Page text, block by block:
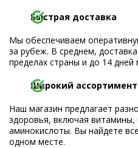
Быстрая доставка
Мы обеспечиваем
за рубеж. В среднем,
пределах страны и до 14
Широкий ассортимент
Наш магазин предлагает
здоровья, включая
аминокислоты. Вы найдете
одном месте.